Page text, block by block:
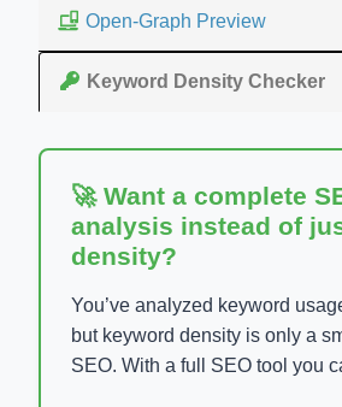
Open-Graph Preview
Keyword Density Checker
🚀 Want a complete
analysis instead of
density?
You’ve analyzed keyword
but keyword density is only a
SEO. With a full SEO tool you